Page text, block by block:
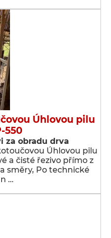
Úhlovou pilu
550
za obradu drva
Úhlovou pilu
a čisté řezivo přímo z
směry, Po technické
…